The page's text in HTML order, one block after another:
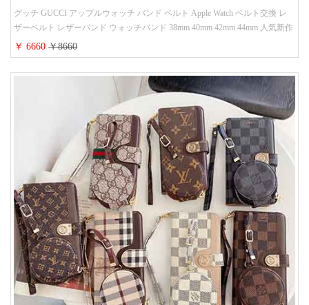
グッチ GUCCI アップルウォッチ バンド ベルト Apple Watch ベルト交換 レ
ザーベルト レザーバンド ウォッチバンド 38mm 40mm 42mm 44mm 人気新作
￥ 6660￥8660